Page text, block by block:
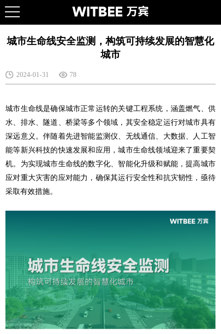
城市生命线安全监测，构筑可持续发展的智慧化
城市
2024-01-31 78
城市生命线是确保城市正常运转的关键工程系统，涵盖燃气、供
水、排水、隧道、桥梁等多个领域，其安全稳定运行对城市具有
深远意义。伴随着先进智能监测仪、无线通信、大数据、人工智
能等新兴科技的快速发展和应用，城市生命线领域迎来了重要契
机。为实现城市生命线的数字化、智能化升级和赋能，提高城市
应对重大灾害的应对能力，确保其运行安全性和抗灾韧性，亟待
采取有效措施。